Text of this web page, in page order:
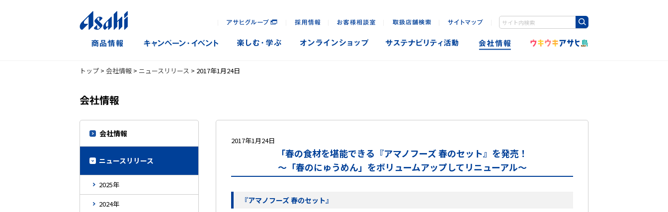
Write your search query here
トップ > 会社情報 > ニュースリリース > 2017年1月24日
会社情報
会社情報
ニュースリリース
2025年
2024年
2017年1月24日
「春の食材を堪能できる『アマノフーズ 春のセット』を発売！
～「春のにゅうめん」をボリュームアップしてリニューアル～
『アマノフーズ 春のセット』